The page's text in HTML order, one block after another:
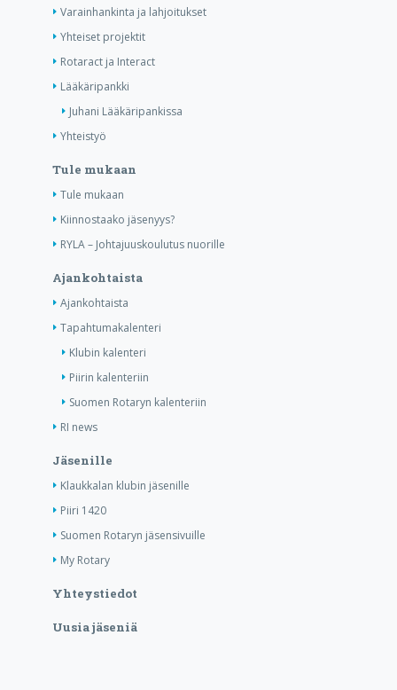
Varainhankinta ja lahjoitukset
Yhteiset projektit
Rotaract ja Interact
Lääkäripankki
Juhani Lääkäripankissa
Yhteistyö
Tule mukaan
Tule mukaan
Kiinnostaako jäsenyys?
RYLA – Johtajuuskoulutus nuorille
Ajankohtaista
Ajankohtaista
Tapahtumakalenteri
Klubin kalenteri
Piirin kalenteriin
Suomen Rotaryn kalenteriin
RI news
Jäsenille
Klaukkalan klubin jäsenille
Piiri 1420
Suomen Rotaryn jäsensivuille
My Rotary
Yhteystiedot
Uusia jäseniä